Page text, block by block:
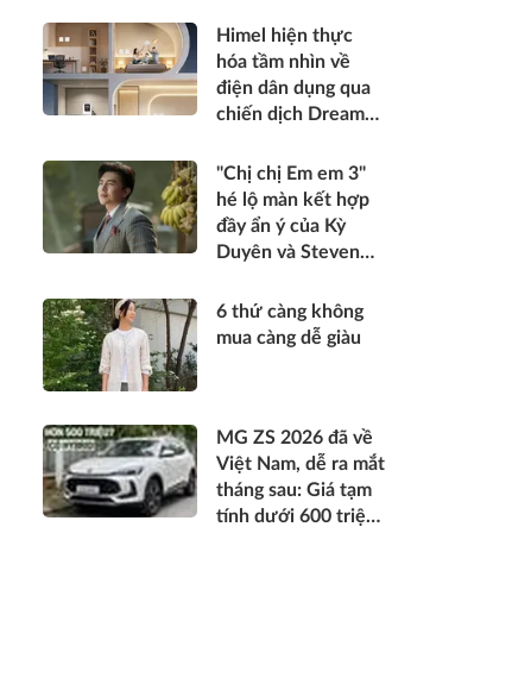
hàng đầu
Himel hiện thực
hóa tầm nhìn về
điện dân dụng qua
chiến dịch Dream
"Chị chị Em em 3"
hé lộ màn kết hợp
đầy ẩn ý của Kỳ
Duyên và Steven
6 thứ càng không
mua càng dễ giàu
MG ZS 2026 đã về
Việt Nam, dễ ra mắt
tháng sau: Giá tạm
tính dưới 600 triệu